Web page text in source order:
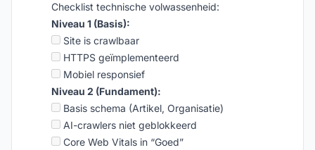
Checklist technische volwassenheid:
Niveau 1 (Basis):
Site is crawlbaar
HTTPS geïmplementeerd
Mobiel responsief
Niveau 2 (Fundament):
Basis schema (Artikel, Organisatie)
AI-crawlers niet geblokkeerd
Core Web Vitals in “Goed”